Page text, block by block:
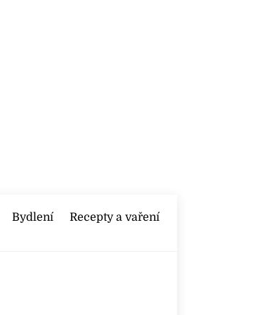
Bydlení Recepty a vaření